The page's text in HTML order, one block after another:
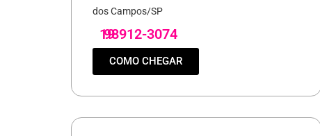
dos Campos/SP
19
98912-3074
COMO CHEGAR